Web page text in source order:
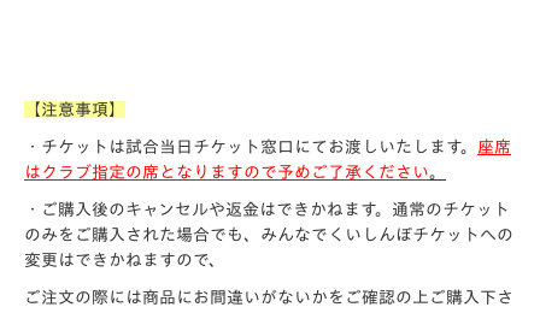
【注意事項】
・チケットは試合当日チケット窓口にてお渡しいたします。 座席
はクラブ指定の席となりますので予めご了承ください。
・ご購入後のキャンセルや返金はできかねます。通常のチケット
のみをご購入された場合でも、みんなでくいしんぼチケットへの
変更はできかねますので、
ご注文の際には商品にお間違いがないかをご確認の上ご購入下さ